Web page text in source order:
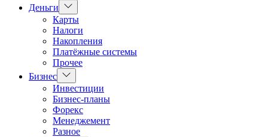
Деньги
Показать
подменю
Карты
Налоги
Накопления
Платёжные системы
Прочее
Бизнес Показать
подменю
Инвестиции
Бизнес-планы
Форекс
Менеджемент
Разное